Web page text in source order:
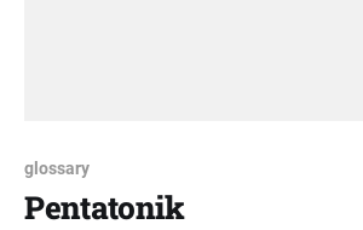
glossary
Pentatonik